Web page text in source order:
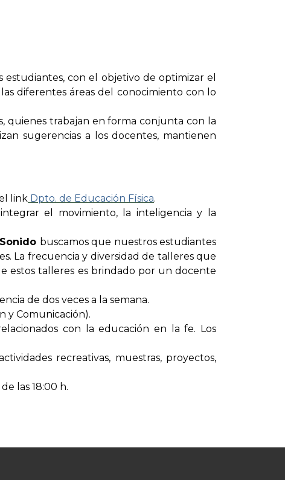
con el objetivo de optimizar el
diferentes áreas del conocimiento con lo
quienes trabajan en forma conjunta con la
sugerencias a los docentes, mantienen
link Dpto. de Educación Física.
el movimiento, la inteligencia y la
buscamos que nuestros estudiantes
La frecuencia y diversidad de talleres que
estos talleres es brindado por un docente
de dos veces a la semana.
y Comunicación).
con la educación en la fe. Los
recreativas, muestras, proyectos,
las 18:00 h.